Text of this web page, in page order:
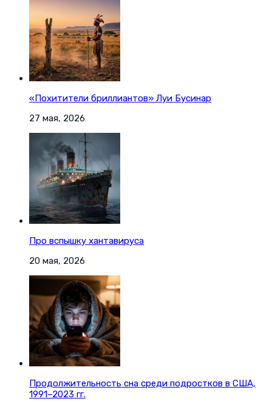
«Похитители бриллиантов» Луи Бусинар
27 мая, 2026
Про вспышку хантавируса
20 мая, 2026
Продолжительность сна среди подростков в США,
1991–2023 гг.